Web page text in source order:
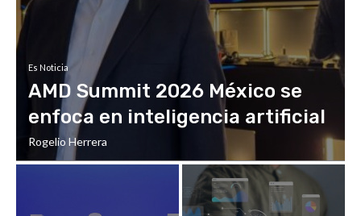
Es Noticia
AMD Summit 2026 México se
enfoca en inteligencia artificial
Rogelio Herrera